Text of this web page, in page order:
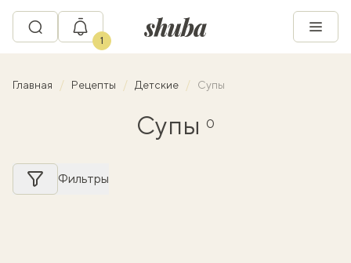
1
Главная Рецепты Детские Супы
Супы 0
Фильтры